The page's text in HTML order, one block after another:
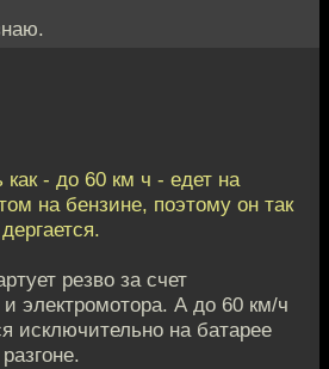
- до 60 км ч - едет на
на бензине, поэтому он так
резво за счет
электромотора. А до 60 км/ч
исключительно на батарее